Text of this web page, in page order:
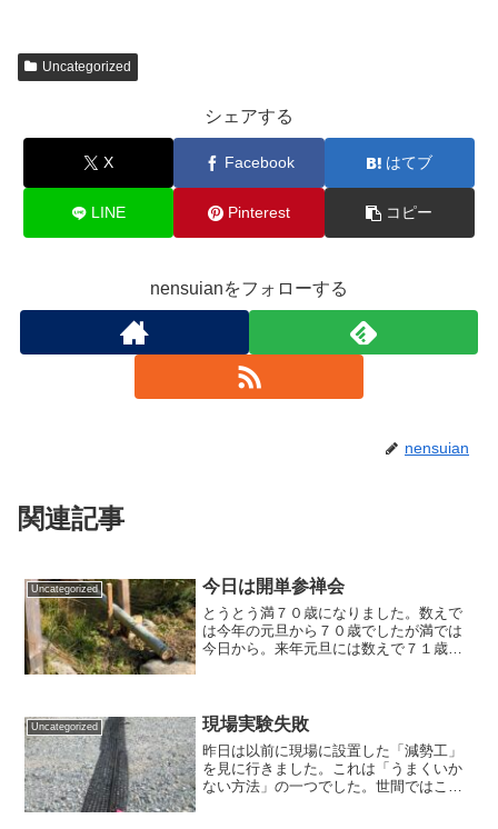
Uncategorized
シェアする
X Facebook はてブ
LINE Pinterest コピー
nensuianをフォローする
nensuian
関連記事
Uncategorized 今日は開単参禅会
とうとう満７０歳になりました。数えで
は今年の元旦から７０歳でしたが満では
今日から。来年元旦には数えで７１歳に
えで我が家は男子短命と聞...
Uncategorized 現場実験失敗
昨日は以前に現場に設置した「減勢工」
を見に行きました。これは「うまくいか
ない方法」の一つでした。世間ではこれ